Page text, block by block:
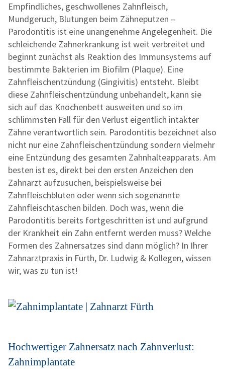
Empfindliches, geschwollenes Zahnfleisch,
Mundgeruch, Blutungen beim Zähneputzen –
Parodontitis ist eine unangenehme Angelegenheit. Die
schleichende Zahnerkrankung ist weit verbreitet und
beginnt zunächst als Reaktion des Immunsystems auf
bestimmte Bakterien im Biofilm (Plaque). Eine
Zahnfleischentzündung (Gingivitis) entsteht. Bleibt
diese Zahnfleischentzündung unbehandelt, kann sie
sich auf das Knochenbett ausweiten und so im
schlimmsten Fall für den Verlust eigentlich intakter
Zähne verantwortlich sein. Parodontitis bezeichnet also
nicht nur eine Zahnfleischentzündung sondern vielmehr
eine Entzündung des gesamten Zahnhalteapparats. Am
besten ist es, direkt bei den ersten Anzeichen den
Zahnarzt aufzusuchen, beispielsweise bei
Zahnfleischbluten oder wenn sich sogenannte
Zahnfleischtaschen bilden. Doch was, wenn die
Parodontitis bereits fortgeschritten ist und aufgrund
der Krankheit ein Zahn entfernt werden muss? Welche
Formen des Zahnersatzes sind dann möglich? In Ihrer
Zahnarztpraxis in Fürth, Dr. Ludwig & Kollegen, wissen
wir, was zu tun ist!
Hochwertiger Zahnersatz nach Zahnverlust:
Zahnimplantate